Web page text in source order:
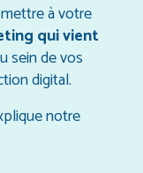
à votre
qui vient
sein de vos
digital.
notre